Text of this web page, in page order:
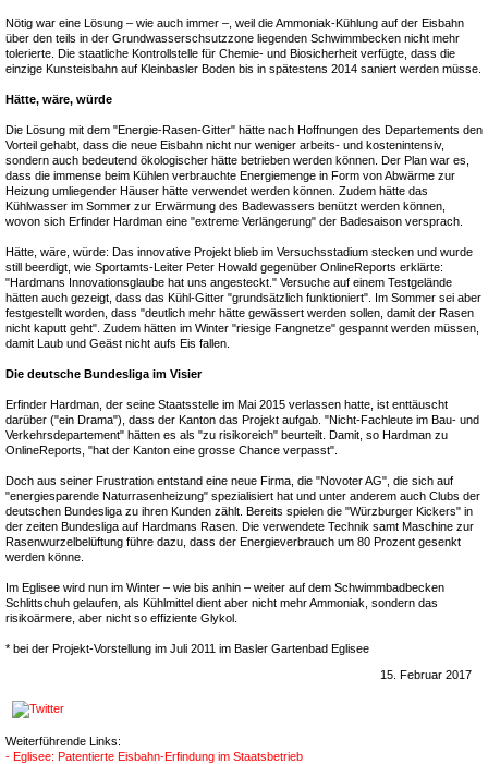
Nötig war eine Lösung – wie auch immer –, weil die Ammoniak-Kühlung auf der Eisbahn
über den teils in der Grundwasserschsutzzone liegenden Schwimmbecken nicht mehr
tolerierte. Die staatliche Kontrollstelle für Chemie- und Biosicherheit verfügte, dass die
einzige Kunsteisbahn auf Kleinbasler Boden bis in spätestens 2014 saniert werden müsse.
Hätte, wäre, würde
Die Lösung mit dem "Energie-Rasen-Gitter" hätte nach Hoffnungen des Departements den
Vorteil gehabt, dass die neue Eisbahn nicht nur weniger arbeits- und kostenintensiv,
sondern auch bedeutend ökologischer hätte betrieben werden können. Der Plan war es,
dass die immense beim Kühlen verbrauchte Energiemenge in Form von Abwärme zur
Heizung umliegender Häuser hätte verwendet werden können. Zudem hätte das
Kühlwasser im Sommer zur Erwärmung des Badewassers benützt werden können,
wovon sich Erfinder Hardman eine "extreme Verlängerung" der Badesaison versprach.
Hätte, wäre, würde: Das innovative Projekt blieb im Versuchsstadium stecken und wurde
still beerdigt, wie Sportamts-Leiter Peter Howald gegenüber OnlineReports erklärte:
"Hardmans Innovationsglaube hat uns angesteckt." Versuche auf einem Testgelände
hätten auch gezeigt, dass das Kühl-Gitter "grundsätzlich funktioniert". Im Sommer sei aber
festgestellt worden, dass "deutlich mehr hätte gewässert werden sollen, damit der Rasen
nicht kaputt geht". Zudem hätten im Winter "riesige Fangnetze" gespannt werden müssen,
damit Laub und Geäst nicht aufs Eis fallen.
Die deutsche Bundesliga im Visier
Erfinder Hardman, der seine Staatsstelle im Mai 2015 verlassen hatte, ist enttäuscht
darüber ("ein Drama"), dass der Kanton das Projekt aufgab. "Nicht-Fachleute im Bau- und
Verkehrsdepartement" hätten es als "zu risikoreich" beurteilt. Damit, so Hardman zu
OnlineReports, "hat der Kanton eine grosse Chance verpasst".
Doch aus seiner Frustration entstand eine neue Firma, die "Novoter AG", die sich auf
"energiesparende Naturrasenheizung" spezialisiert hat und unter anderem auch Clubs der
deutschen Bundesliga zu ihren Kunden zählt. Bereits spielen die "Würzburger Kickers" in
der zeiten Bundesliga auf Hardmans Rasen. Die verwendete Technik samt Maschine zur
Rasenwurzelbelüftung führe dazu, dass der Energieverbrauch um 80 Prozent gesenkt
werden könne.
Im Eglisee wird nun im Winter – wie bis anhin – weiter auf dem Schwimmbadbecken
Schlittschuh gelaufen, als Kühlmittel dient aber nicht mehr Ammoniak, sondern das
risikoärmere, aber nicht so effiziente Glykol.
* bei der Projekt-Vorstellung im Juli 2011 im Basler Gartenbad Eglisee
15. Februar 2017
Weiterführende Links:
- Eglisee: Patentierte Eisbahn-Erfindung im Staatsbetrieb